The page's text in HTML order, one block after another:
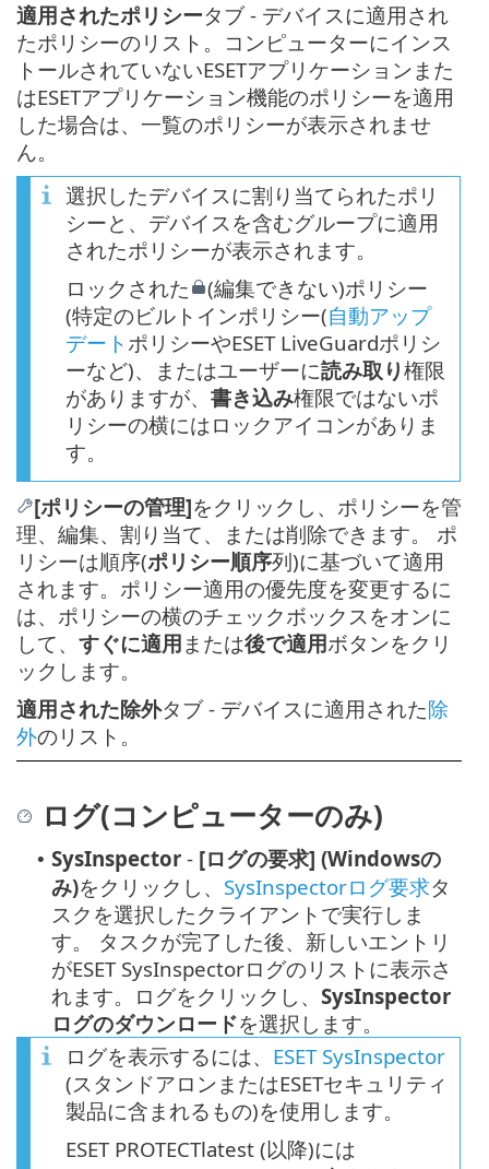
適用されたポリシータブ - デバイスに適用され
たポリシーのリスト。コンピューターにインス
トールされていないESETアプリケーションまた
はESETアプリケーション機能のポリシーを適用
した場合は、一覧のポリシーが表示されませ
ん。
選択したデバイスに割り当てられたポリ
シーと、デバイスを含むグループに適用
されたポリシーが表示されます。
ロックされた
(編集できない)ポリシー
(特定のビルトインポリシー(自動アップ
デート ポリシーやESET LiveGuardポリシ
ーなど)、またはユーザーに読み取り権限
がありますが、 書き込み権限ではないポ
リシーの横にはロックアイコンがありま
す。
[ポリシーの管理]をクリックし、ポリシーを管
理、編集、割り当て、または削除できます。 ポ
リシーは順序(ポリシー順序列)に基づいて適用
されます。ポリシー適用の優先度を変更するに
は、ポリシーの横のチェックボックスをオンに
して、 すぐに適用または後で適用ボタンをクリ
ックします。
適用された除外タブ - デバイスに適用された除
外のリスト。
ログ(コンピューターのみ)
• SysInspector - [ログの要求] (Windowsの
み)をクリックし、 SysInspectorログ要求タ
スクを選択したクライアントで実行しま
す。 タスクが完了した後、新しいエントリ
がESET SysInspectorログのリストに表示さ
れます。ログをクリックし、 SysInspector
ログのダウンロードを選択します。
ログを表示するには、 ESET SysInspector
(スタンドアロンまたはESETセキュリティ
製品に含まれるもの)を使用します。
ESET PROTECTlatest (以降)には